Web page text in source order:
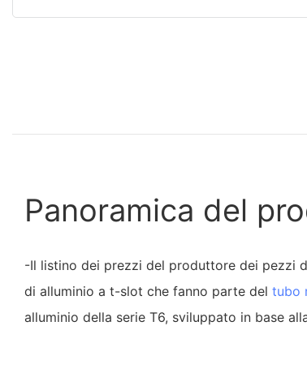
Panoramica del
-Il listino dei prezzi del produttore dei pezzi
di alluminio a t-slot che fanno parte del tubo
alluminio della serie T6, sviluppato in base